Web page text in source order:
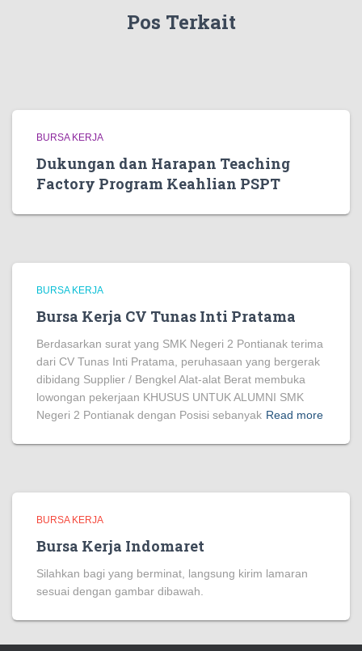
Pos Terkait
BURSA KERJA
Dukungan dan Harapan Teaching
Factory Program Keahlian PSPT
BURSA KERJA
Bursa Kerja CV Tunas Inti Pratama
Berdasarkan surat yang SMK Negeri 2 Pontianak terima
dari CV Tunas Inti Pratama, peruhasaan yang bergerak
dibidang Supplier / Bengkel Alat-alat Berat membuka
lowongan pekerjaan KHUSUS UNTUK ALUMNI SMK
Negeri 2 Pontianak dengan Posisi sebanyak Read more
BURSA KERJA
Bursa Kerja Indomaret
Silahkan bagi yang berminat, langsung kirim lamaran
sesuai dengan gambar dibawah.